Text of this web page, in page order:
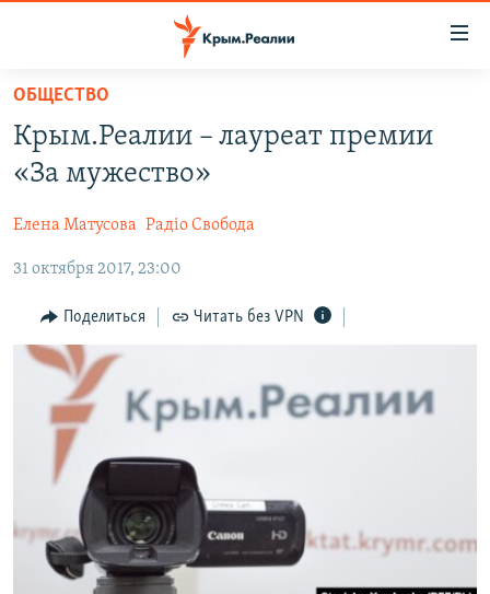
Вернуться
основному
содержанию
навигации
Вернутся
поиску
СПЕЦПРОЕКТЫ
КАРТА ВОЕННЫХ ОБЪЕКТОВ КРЫМА
11 ЛЕТ ОККУПАЦИИ КРЫМА. 11 ИСТОРИЙ СОПРОТИВЛЕНИЯ
ИСТОРИЯ
ЕЩЕ
ИНТЕРАКТИВ
ИНФОГРАФИКА
ТЕЛЕПРОЕКТ КРЫМ.РЕАЛИИ
СОВЕТЫ ПРАВОЗАЩИТНИКОВ
ПРОПАВШИЕ БЕЗ ВЕСТИ
ПОБЕДИТЕЛЕЙ НЕ СУДЯТ?
КРЫМ.НЕПОКОРЕННЫЙ
РАДІО СВОБОДА
КАК ОБОЙТИ БЛОКИРОВКУ
Українською
Qırımtatar
ПРИСОЕДИНЯЙТЕСЬ!
ОБЩЕСТВО
Крым.Реалии – лауреат премии
«За мужество»
Елена Матусова Радіо Свобода
31 октября 2017, 23:00
Поделиться Читать без VPN